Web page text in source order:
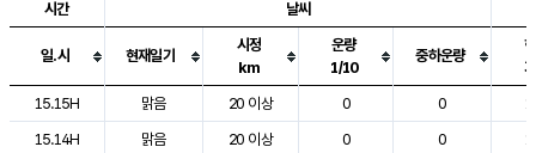
도시별 기상실황표로 지점, 날씨, 기온, 강수, 바람, 기압등을 안내한 표입
시간 날씨
일.시 현재일기
시정
km
운량
1/10
중하운량
15.15H
맑음 20 이상 0 0
15.14H
맑음 20 이상 0 0